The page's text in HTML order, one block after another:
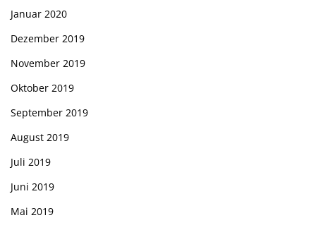
Januar 2020
Dezember 2019
November 2019
Oktober 2019
September 2019
August 2019
Juli 2019
Juni 2019
Mai 2019